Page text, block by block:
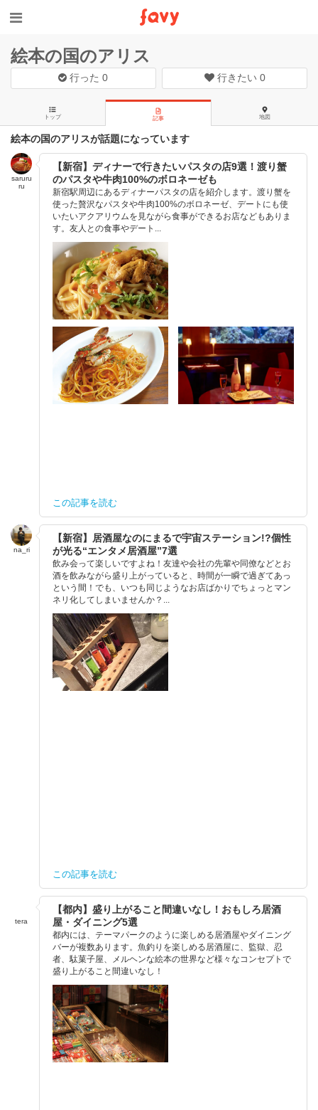
絵本の国のアリス
行った0 行きたい 0
トップ 記事 地図
絵本の国のアリスが話題になっています
saruru
ru
【新宿】ディナーで行きたいパスタの店9選！渡り蟹
のパスタや牛肉100%のボロネーゼも
新宿駅周辺にあるディナーパスタの店を紹介します。渡り蟹を
使った贅沢なパスタや牛肉100%のボロネーゼ、デートにも使
いたいアクアリウムを見ながら食事ができるお店などもありま
す。友人との食事やデート...
この記事を読む
na_ri
【新宿】居酒屋なのにまるで宇宙ステーション!?個性
が光る“エンタメ居酒屋”7選
飲み会って楽しいですよね！友達や会社の先輩や同僚などとお
酒を飲みながら盛り上がっていると、時間が一瞬で過ぎてあっ
という間！でも、いつも同じようなお店ばかりでちょっとマン
ネリ化してしまいませんか？...
この記事を読む
tera
【都内】盛り上がること間違いなし！おもしろ居酒
屋・ダイニング5選
都内には、テーマパークのように楽しめる居酒屋やダイニング
バーが複数あります。魚釣りを楽しめる居酒屋に、監獄、忍
者、駄菓子屋、メルヘンな絵本の世界など様々なコンセプトで
盛り上がること間違いなし！